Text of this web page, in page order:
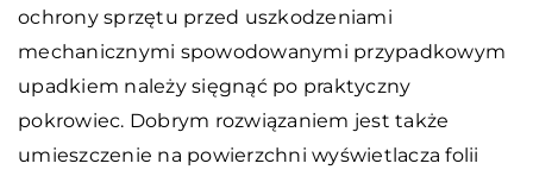
ochrony sprzętu przed uszkodzeniami
mechanicznymi spowodowanymi przypadkowym
upadkiem należy sięgnąć po praktyczny
pokrowiec. Dobrym rozwiązaniem jest także
umieszczenie na powierzchni wyświetlacza folii